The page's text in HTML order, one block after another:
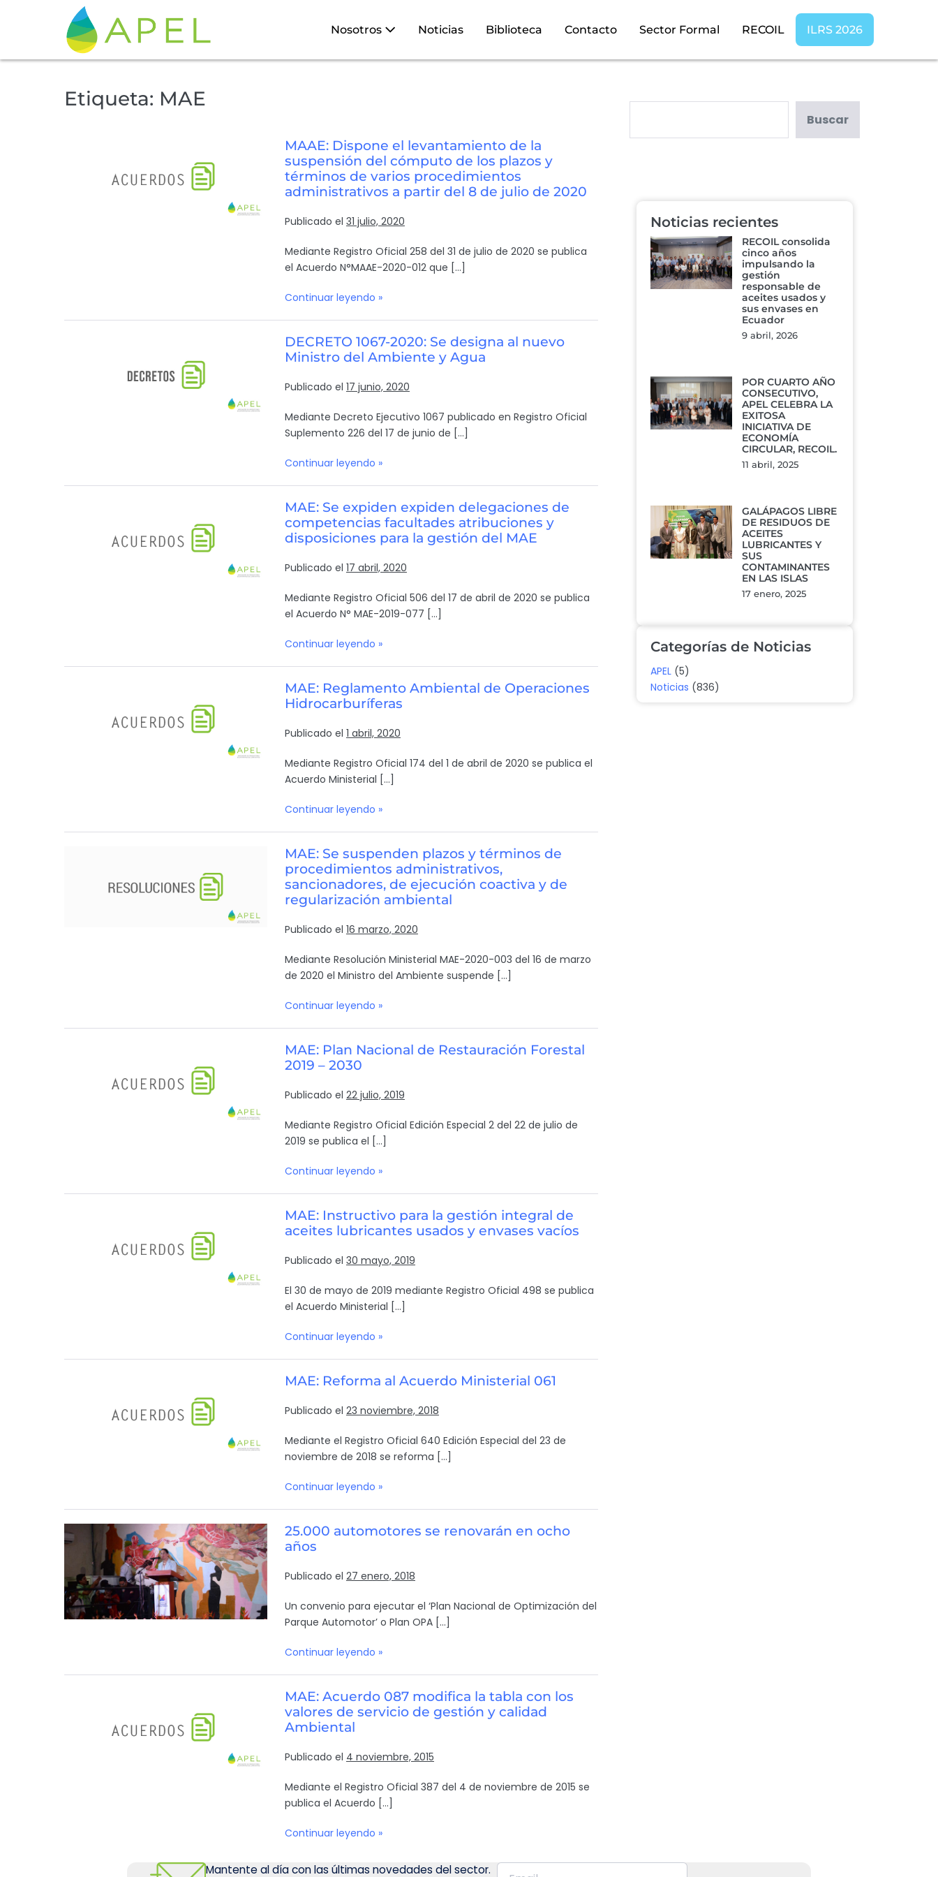
Nosotros Noticias Biblioteca Contacto Sector Formal RECOIL ILRS 2026
Etiqueta: MAE
MAAE: Dispone el levantamiento de la
suspensión del cómputo de los plazos y
términos de varios procedimientos
administrativos a partir del 8 de julio de 2020
Publicado el 31 julio, 2020
Mediante Registro Oficial 258 del 31 de julio de 2020 se publica
el Acuerdo N°MAAE-2020-012 que […]
Continuar leyendo »
DECRETO 1067-2020: Se designa al nuevo
Ministro del Ambiente y Agua
Publicado el 17 junio, 2020
Mediante Decreto Ejecutivo 1067 publicado en Registro Oficial
Suplemento 226 del 17 de junio de […]
Continuar leyendo »
MAE: Se expiden expiden delegaciones de
competencias facultades atribuciones y
disposiciones para la gestión del MAE
Publicado el 17 abril, 2020
Mediante Registro Oficial 506 del 17 de abril de 2020 se publica
el Acuerdo N° MAE-2019-077 […]
Continuar leyendo »
MAE: Reglamento Ambiental de Operaciones
Hidrocarburíferas
Publicado el 1 abril, 2020
Mediante Registro Oficial 174 del 1 de abril de 2020 se publica el
Acuerdo Ministerial […]
Continuar leyendo »
MAE: Se suspenden plazos y términos de
procedimientos administrativos,
sancionadores, de ejecución coactiva y de
regularización ambiental
Publicado el 16 marzo, 2020
Mediante Resolución Ministerial MAE-2020-003 del 16 de marzo
de 2020 el Ministro del Ambiente suspende […]
Continuar leyendo »
MAE: Plan Nacional de Restauración Forestal
2019 – 2030
Publicado el 22 julio, 2019
Mediante Registro Oficial Edición Especial 2 del 22 de julio de
2019 se publica el […]
Continuar leyendo »
MAE: Instructivo para la gestión integral de
aceites lubricantes usados y envases vacíos
Publicado el 30 mayo, 2019
El 30 de mayo de 2019 mediante Registro Oficial 498 se publica
el Acuerdo Ministerial […]
Continuar leyendo »
MAE: Reforma al Acuerdo Ministerial 061
Publicado el 23 noviembre, 2018
Mediante el Registro Oficial 640 Edición Especial del 23 de
noviembre de 2018 se reforma […]
Continuar leyendo »
25.000 automotores se renovarán en ocho
años
Publicado el 27 enero, 2018
Un convenio para ejecutar el ‘Plan Nacional de Optimización del
Parque Automotor’ o Plan OPA […]
Continuar leyendo »
MAE: Acuerdo 087 modifica la tabla con los
valores de servicio de gestión y calidad
Ambiental
Publicado el 4 noviembre, 2015
Mediante el Registro Oficial 387 del 4 de noviembre de 2015 se
publica el Acuerdo […]
Continuar leyendo »
Buscar
Noticias recientes
RECOIL consolida
cinco años
impulsando la
gestión
responsable de
aceites usados y
sus envases en
Ecuador
9 abril, 2026
POR CUARTO AÑO
CONSECUTIVO,
APEL CELEBRA LA
EXITOSA
INICIATIVA DE
ECONOMÍA
CIRCULAR, RECOIL.
11 abril, 2025
GALÁPAGOS LIBRE
DE RESIDUOS DE
ACEITES
LUBRICANTES Y
SUS
CONTAMINANTES
EN LAS ISLAS
17 enero, 2025
Categorías de Noticias
APEL(5)
Noticias (836)
Mantente al día con las últimas novedades del sector.